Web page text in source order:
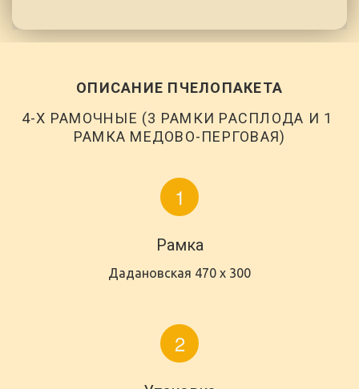
ОПИСАНИЕ ПЧЕЛОПАКЕТА
4-Х РАМОЧНЫЕ (3 РАМКИ РАСПЛОДА И 1
РАМКА МЕДОВО-ПЕРГОВАЯ)
Рамка
Дадановская 470 х 300